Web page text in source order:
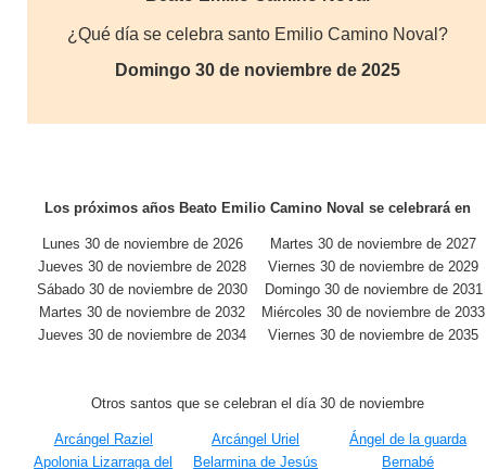
¿Qué día se celebra santo Emilio Camino Noval?
Domingo 30 de noviembre de 2025
Los próximos años Beato Emilio Camino Noval se celebrará en
Lunes 30 de noviembre de 2026
Martes 30 de noviembre de 2027
Jueves 30 de noviembre de 2028
Viernes 30 de noviembre de 2029
Sábado 30 de noviembre de 2030
Domingo 30 de noviembre de 2031
Martes 30 de noviembre de 2032
Miércoles 30 de noviembre de 2033
Jueves 30 de noviembre de 2034
Viernes 30 de noviembre de 2035
Otros santos que se celebran el día 30 de noviembre
Arcángel Raziel Arcángel Uriel
Ángel de la guarda
Apolonia Lizarraga del
Belarmina de Jesús
Bernabé